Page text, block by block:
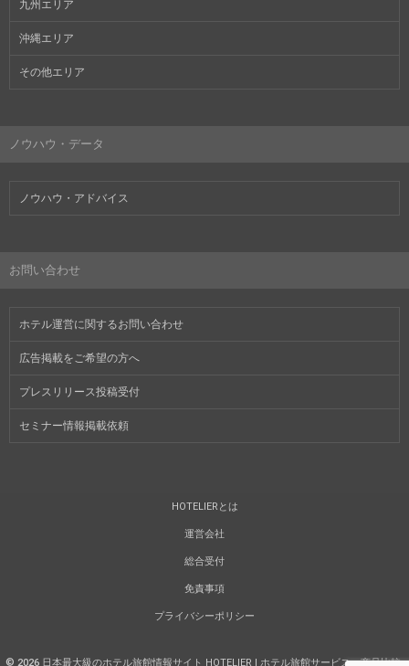
九州エリア
沖縄エリア
その他エリア
ノウハウ・データ
ノウハウ・アドバイス
お問い合わせ
ホテル運営に関するお問い合わせ
広告掲載をご希望の方へ
プレスリリース投稿受付
セミナー情報掲載依頼
HOTELIERとは
運営会社
総合受付
免責事項
プライバシーポリシー
© 2026 日本最大級のホテル旅館情報サイト HOTELIER | ホテル旅館サービス・商品比較.